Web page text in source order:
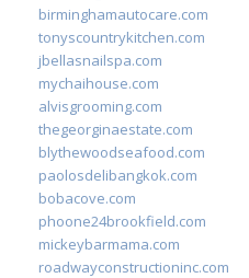
birminghamautocare.com
tonyscountrykitchen.com
jbellasnailspa.com
mychaihouse.com
alvisgrooming.com
thegeorginaestate.com
blythewoodseafood.com
paolosdelibangkok.com
bobacove.com
phoone24brookfield.com
mickeybarmama.com
roadwayconstructioninc.com